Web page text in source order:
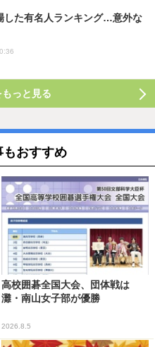
した有名人ランキング…意外な
っと見る
もおすすめ
高校囲碁全国大会、団体戦は
灘・南山女子部が優勝
2026.8.5